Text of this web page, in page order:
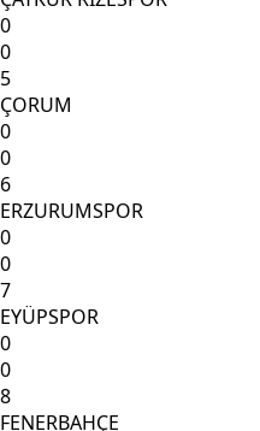
0
0
5
ÇORUM
0
0
6
ERZURUMSPOR
0
0
7
EYÜPSPOR
0
0
8
FENERBAHÇE